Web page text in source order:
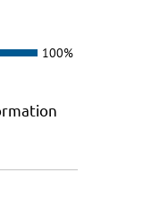
100%